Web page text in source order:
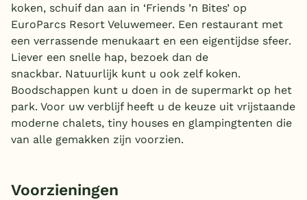
koken, schuif dan aan in ‘Friends ’n Bites’ op
EuroParcs Resort Veluwemeer. Een restaurant met
een verrassende menukaart en een eigentijdse sfeer.
Liever een snelle hap, bezoek dan de
snackbar. Natuurlijk kunt u ook zelf koken.
Boodschappen kunt u doen in de supermarkt op het
park. Voor uw verblijf heeft u de keuze uit vrijstaande
moderne chalets, tiny houses en glampingtenten die
van alle gemakken zijn voorzien.
Voorzieningen